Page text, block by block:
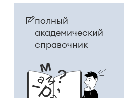
полный
академический
справочник